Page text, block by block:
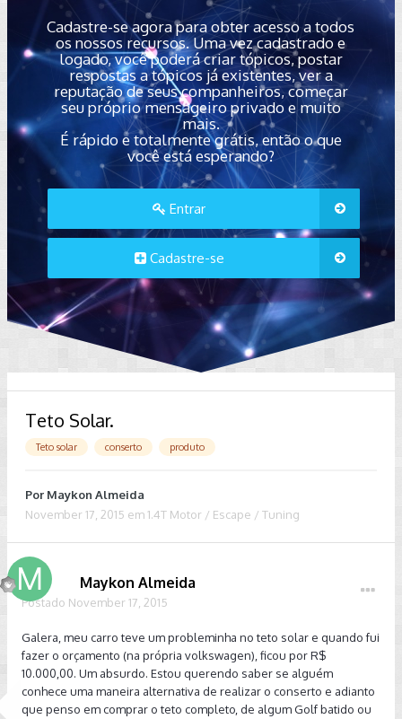
Cadastre-se agora para obter acesso a todos
os nossos recursos. Uma vez cadastrado e
logado, você poderá criar tópicos, postar
respostas a tópicos já existentes, ver a
reputação de seus companheiros, começar
seu próprio mensageiro privado e muito
mais.
É rápido e totalmente grátis, então o que
você está esperando?
Entrar
Cadastre-se
Teto Solar.
Teto solar conserto produto
Por Maykon Almeida
November 17, 2015 em1.4T Motor / Escape / Tuning
Maykon Almeida
Postado November 17, 2015
Galera, meu carro teve um probleminha no teto solar e quando fui
fazer o orçamento (na própria volkswagen), ficou por R$
10.000,00. Um absurdo. Estou querendo saber se alguém
conhece uma maneira alternativa de realizar o conserto e adianto
que penso em comprar o teto completo, de algum Golf batido ou